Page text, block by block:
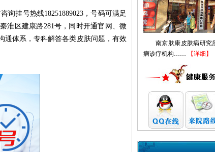
挂号热线18251889023，号码可满足
淮区建康路281号，同时开通官网、微
通体系，专科解答各类皮肤问题，有效
南京肤康皮肤病研究
病诊疗机构……
【详细】